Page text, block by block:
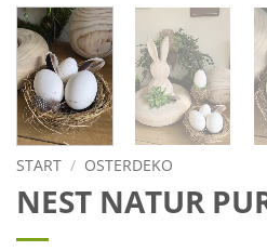
START / OSTERDEKO
NEST NATUR